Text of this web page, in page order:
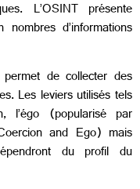
L’OSINT présente
d’informations
de collecter des
Les leviers utilisés tels
l’égo (popularisé par
and Ego) mais
du profil du